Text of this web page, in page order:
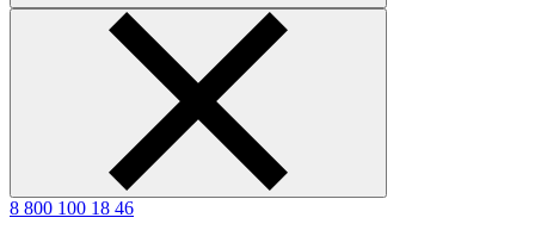
8 800 100 18 46